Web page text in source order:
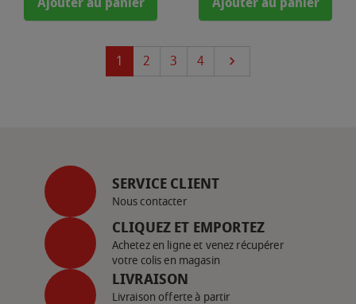
1 2 3 4 Suivant

SERVICE CLIENT
Nous contacter
CLIQUEZ ET EMPORTEZ
Achetez en ligne et venez récupérer
votre colis en magasin
LIVRAISON
Livraison offerte à partir